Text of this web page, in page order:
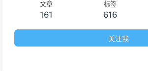
文章
161
标签
616
关注我